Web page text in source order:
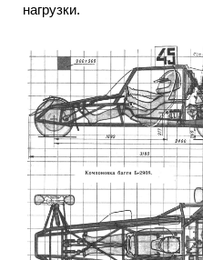
нагрузки.